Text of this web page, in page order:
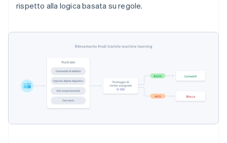
rispetto alla logica basata su regole.